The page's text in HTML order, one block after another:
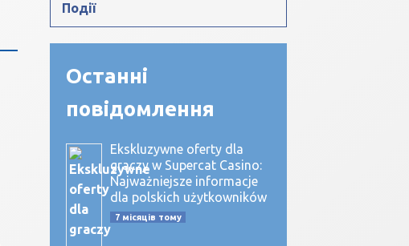
Події
Останні
повідомлення
Ekskluzywne oferty dla
graczy w Supercat Casino:
Najważniejsze informacje
dla polskich użytkowników
7 місяців тому